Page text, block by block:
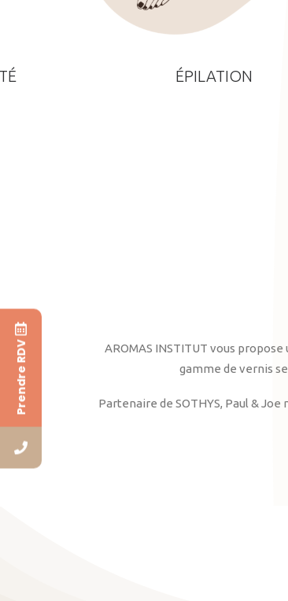
ÉPILATION
AROMAS INSTITUT vous
gamme de vernis
Partenaire de SOTHYS, Paul &
Prendre RDV